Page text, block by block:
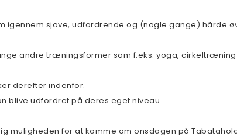
igennem sjove, udfordrende og (nogle gange) hårde
andre træningsformer som f.eks. yoga,
derefter indenfor.
blive udfordret på deres eget niveau.
muligheden for at komme om onsdagen på